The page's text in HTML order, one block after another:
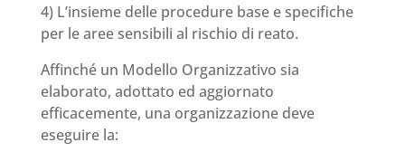
4) L’insieme delle procedure base e specifiche
per le aree sensibili al rischio di reato.
Affinché un Modello Organizzativo sia
elaborato, adottato ed aggiornato
efficacemente, una organizzazione deve
eseguire la: